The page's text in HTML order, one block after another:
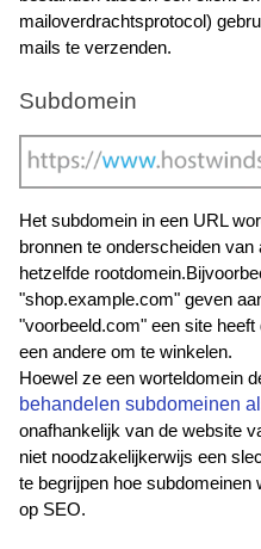
mailoverdrachtsprotocol)
mails te verzenden.
Subdomein
Het subdomein in een URL
bronnen te onderscheiden
hetzelfde
"shop.example.com" geven
"voorbeeld.com" een site
een andere om te winkelen.
Hoewel ze een worteldomein
behandelen subdomeinen
onafhankelijk van de website
niet noodzakelijkerwijs een
te begrijpen hoe subdomeinen
op SEO.